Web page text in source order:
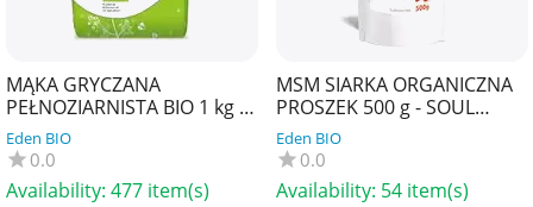
MĄKA GRYCZANA
PEŁNOZIARNISTA BIO 1 kg -
BIO PLANET
Eden BIO
0.0
Availability: 477 item(s)
MSM SIARKA ORGANICZNA
PROSZEK 500 g - SOUL
FARM
Eden BIO
0.0
Availability: 54 item(s)